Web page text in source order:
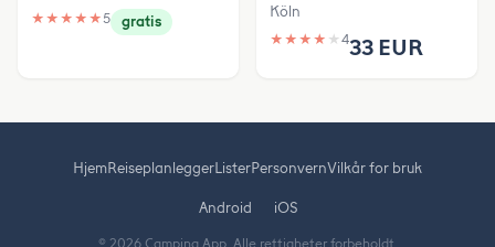
★ ★ ★ ★ ★5 gratis
Köln
★ ★ ★ ★ ★ 433 EUR
HjemReiseplanleggerListerPersonvernVilkår for bruk
Android iOS
© 2026 Camping App. Alle rettigheter forbeholdt.